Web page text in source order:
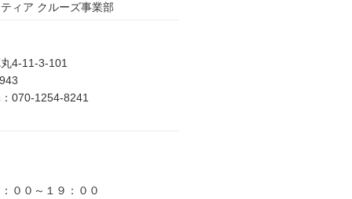
ィア クルーズ事業部
4-11-3-101
070-1254-8241
００～１９：００